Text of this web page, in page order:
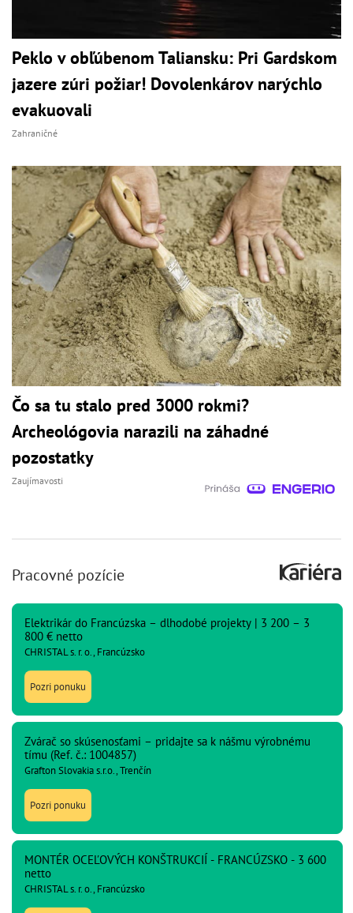
Peklo v obľúbenom Taliansku: Pri Gardskom
jazere zúri požiar! Dovolenkárov narýchlo
evakuovali
Zahraničné
Čo sa tu stalo pred 3000 rokmi?
Archeológovia narazili na záhadné
pozostatky
Zaujímavosti
Pracovné pozície
Elektrikár do Francúzska – dlhodobé projekty | 3 200 – 3
800 € netto
CHRISTAL s. r. o., Francúzsko
Pozri ponuku
Zvárač so skúsenosťami – pridajte sa k nášmu výrobnému
tímu (Ref. č.: 1004857)
Grafton Slovakia s.r.o., Trenčín
Pozri ponuku
MONTÉR OCEĽOVÝCH KONŠTRUKCIÍ - FRANCÚZSKO - 3 600
netto
CHRISTAL s. r. o., Francúzsko